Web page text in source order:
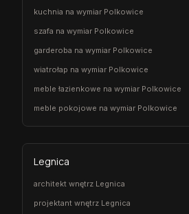
kuchnia na wymiar Polkowice
szafa na wymiar Polkowice
garderoba na wymiar Polkowice
wiatrołap na wymiar Polkowice
meble łazienkowe na wymiar Polkowice
meble pokojowe na wymiar Polkowice
Legnica
architekt wnętrz Legnica
projektant wnętrz Legnica